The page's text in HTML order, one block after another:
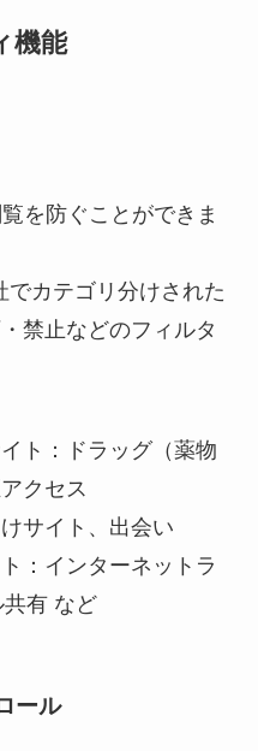
機能
を防ぐことができま
カテゴリ分けされた
禁止などのフィルタ
ト：ドラッグ（薬物
クセス
サイト、出会い
：インターネットラ
有 など
ール